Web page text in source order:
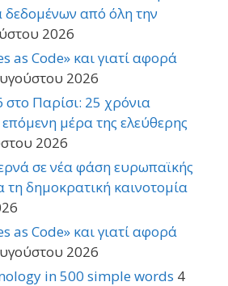
δεδομένων από όλη την
2026
as Code» και γιατί αφορά
2026
Παρίσι: 25 χρόνια
μέρα της ελεύθερης
2026
σε νέα φάση ευρωπαϊκής
τη δημοκρατική καινοτομία
as Code» και γιατί αφορά
2026
in 500 simple words 4